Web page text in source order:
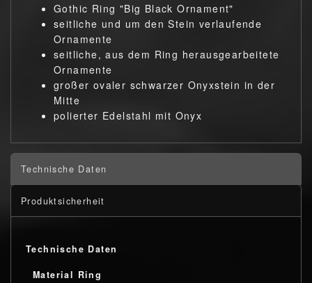
Gothic Ring "Big Black Ornament"
seitliche und um den Stein verlaufende
Ornamente
seitliche, aus dem Ring herausgearbeitete
Ornamente
großer ovaler schwarzer Onyxstein in der
Mitte
polierter Edelstahl mit Onyx
Technische Daten
Produktsicherheit
Technische Daten
Material Ring